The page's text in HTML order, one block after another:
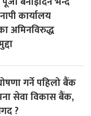
कार्यालय
अमिनविरुद्ध
गर्ने पहिलो बैंक
सेवा विकास बैंक,
?